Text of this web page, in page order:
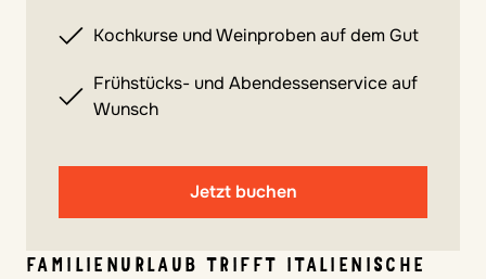
Kochkurse und Weinproben auf dem Gut
Frühstücks- und Abendessenservice auf
Wunsch
Jetzt buchen
FAMILIENURLAUB TRIFFT ITALIENISCHE